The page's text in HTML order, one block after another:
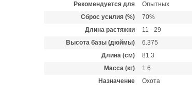
Рекомендуется для
Опытных
Сброс усилия (%)
70%
Длина растяжки
11 - 29
Высота базы (дюймы)
6.375
Длина (см)
81.3
Масса (кг)
1.6
Назначение
Охота